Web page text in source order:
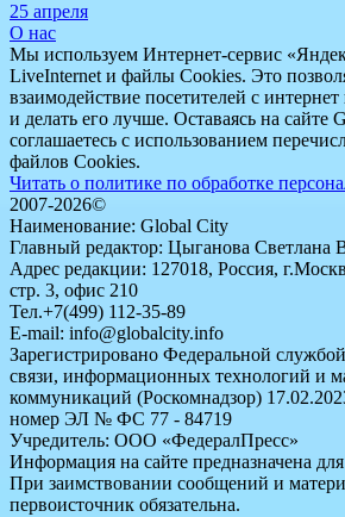
25 апреля
О нас
Мы используем Интернет-сервис
LiveInternet и файлы Cookies. Это
взаимодействие посетителей с
и делать его лучше. Оставаясь на сайте
соглашаетесь с использованием
файлов Cookies.
Читать о политике по обработке
2007-2026©
Наименование: Global City
Главный редактор: Цыганова Светлана
Адрес редакции: 127018, Россия,
стр. 3, офис 210
Тел.+7(499) 112-35-89
E-mail: info@globalcity.info
Зарегистрировано Федеральной
связи, информационных технологий и
коммуникаций (Роскомнадзор)
номер ЭЛ № ФС 77 - 84719
Учредитель: ООО «ФедералПресс»
Информация на сайте предназначена
При заимствовании сообщений и
первоисточник обязательна.